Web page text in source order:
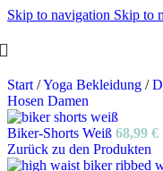
Skip to navigation Skip to
Start /Yoga Bekleidung /
Hosen Damen
Biker-Shorts Weiß 68,99 €
Zurück zu den Produkten